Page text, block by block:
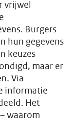
vrijwel
Burgers
hun gegevens
keuzes
maar er
Via
informatie
Het
waarom